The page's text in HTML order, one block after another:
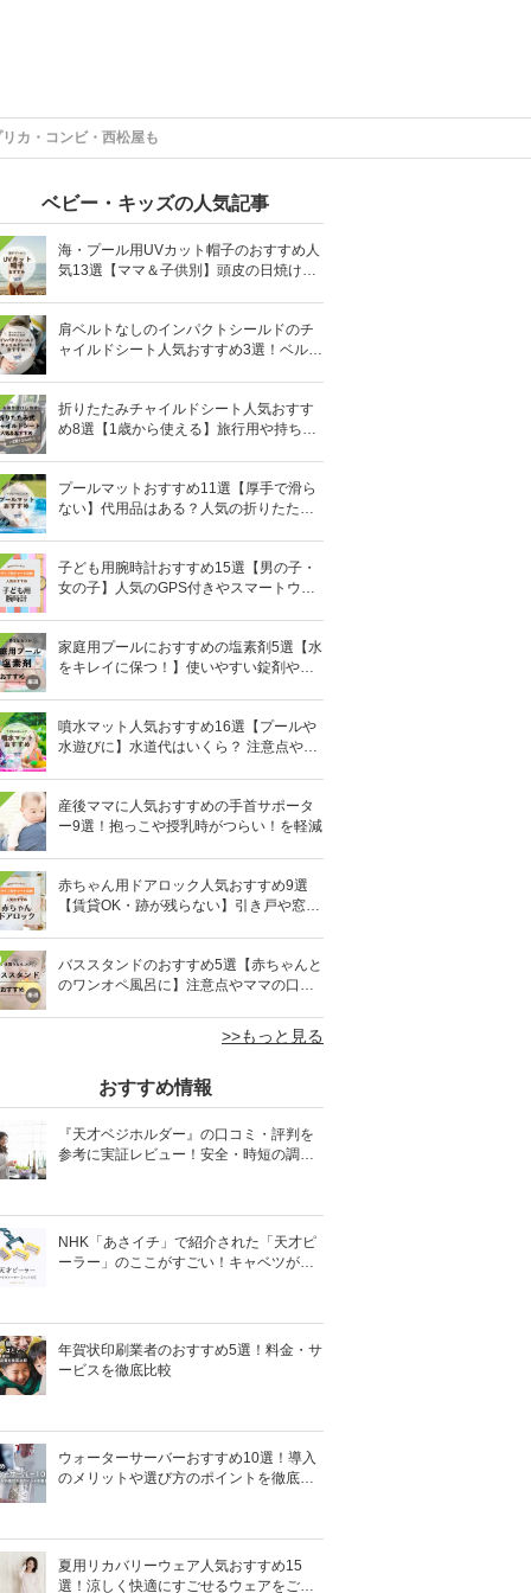
カ・コンビ・西松屋も
ベビー・キッズの人気記事
海・プール用UVカット帽子のおすすめ人
気13選【ママ＆子供別】頭皮の日焼け対
肩ベルトなしのインパクトシールドのチ
ャイルドシート人気おすすめ3選！ベルト
折りたたみチャイルドシート人気おすす
め8選【1歳から使える】旅行用や持ち運
プールマットおすすめ11選【厚手で滑ら
ない】代用品はある？人気の折りたたみ
子ども用腕時計おすすめ15選【男の子・
女の子】人気のGPS付きやスマートウォ
家庭用プールにおすすめの塩素剤5選【水
をキレイに保つ！】使いやすい錠剤やパ
噴水マット人気おすすめ16選【プールや
水遊びに】水道代はいくら？ 注意点やデ
産後ママに人気おすすめの手首サポータ
ー9選！抱っこや授乳時がつらい！を軽減
赤ちゃん用ドアロック人気おすすめ9選
【賃貸OK・跡が残らない】引き戸や窓対
バススタンドのおすすめ5選【赤ちゃんと
のワンオペ風呂に】注意点やママの口コ
>>もっと見る
おすすめ情報
『天才ベジホルダー』の口コミ・評判を
参考に実証レビュー！安全・時短の調理
NHK「あさイチ」で紹介された「天才ピ
ーラー」のここがすごい！キャベツがほ
年賀状印刷業者のおすすめ5選！料金・サ
ービスを徹底比較
ウォーターサーバーおすすめ10選！導入
のメリットや選び方のポイントを徹底解
夏用リカバリーウェア人気おすすめ15
選！涼しく快適にすごせるウェアをご紹